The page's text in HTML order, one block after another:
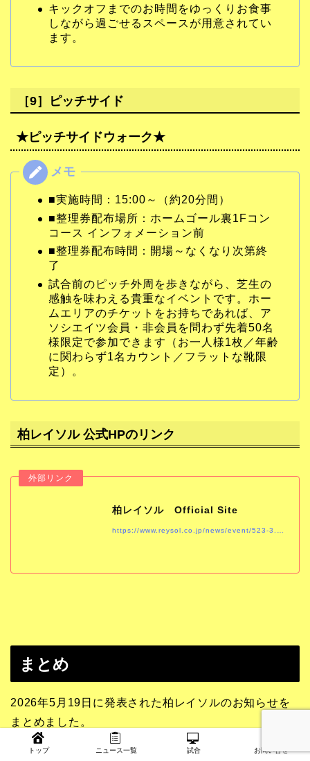
キックオフまでのお時間をゆっくりお食事
しながら過ごせるスペースが用意されてい
ます。
［9］ピッチサイド
★ピッチサイドウォーク★
■実施時間：15:00～（約20分間）
■整理券配布場所：ホームゴール裏1Fコン
コース インフォメーション前
■整理券配布時間：開場～なくなり次第終
了
試合前のピッチ外周を歩きながら、芝生の
感触を味わえる貴重なイベントです。ホー
ムエリアのチケットをお持ちであれば、ア
ソシエイツ会員・非会員を問わず先着50名
様限定で参加できます（お一人様1枚／年齢
に関わらず1名カウント／フラットな靴限
定）。
柏レイソル 公式HPのリンク
柏レイソル Official Site
まとめ
2026年5月19日に発表された柏レイソルのお知らせを
まとめました。
トップ ニュース一覧 試合 お問い合せ